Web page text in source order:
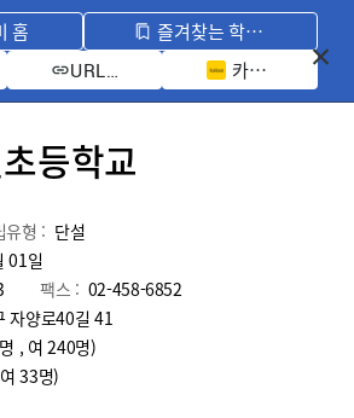
홈
즐겨찾는 학교 모아보기
URL 복사 카카오톡 공유
등학교
유형 : 단설
01일
팩스 : 02-458-6852
자양로40길 41
, 여 240명)
33명)